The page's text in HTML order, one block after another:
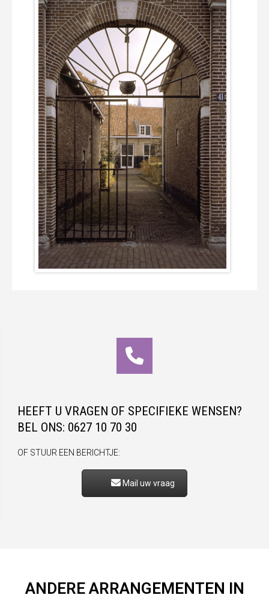
HEEFT U VRAGEN OF SPECIFIEKE WENSEN?
BEL ONS: 0627 10 70 30
OF STUUR EEN BERICHTJE:
Mail uw vraag
ANDERE ARRANGEMENTEN IN